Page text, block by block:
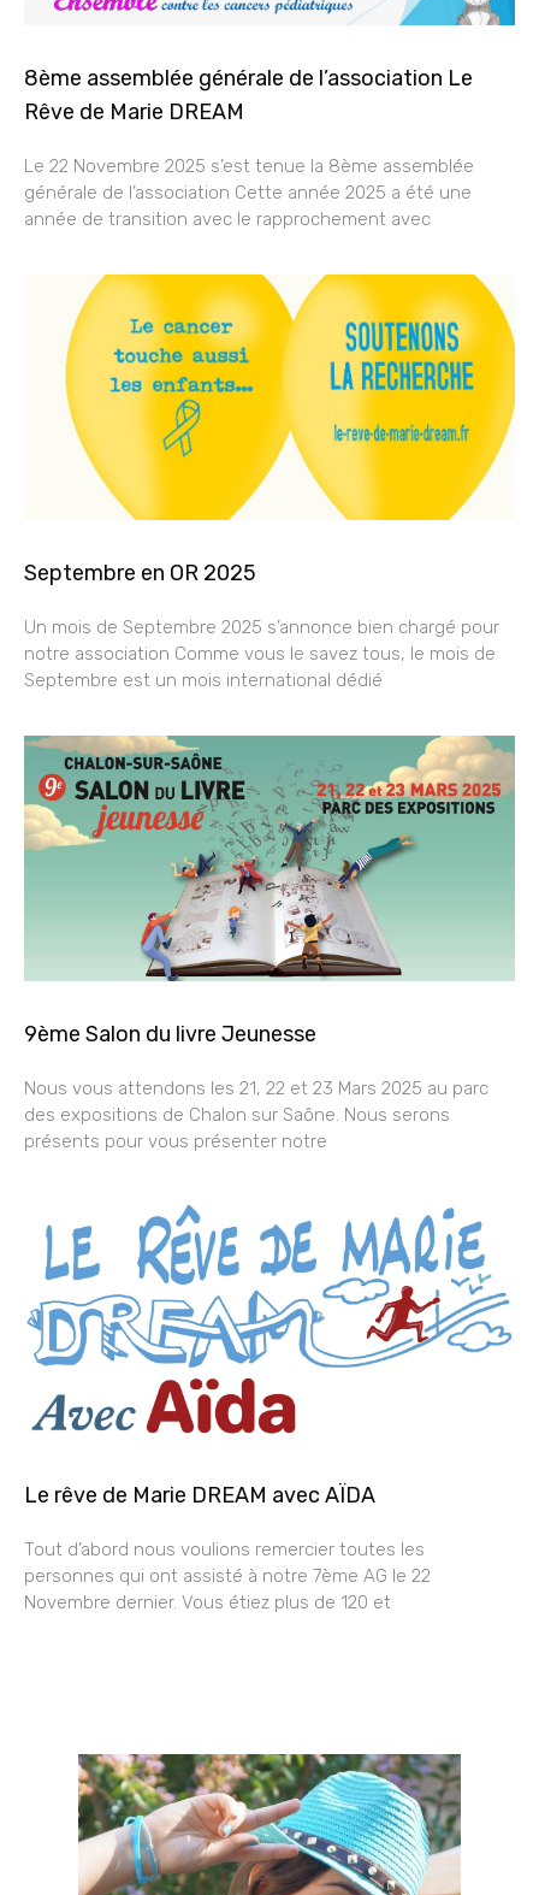
8ème assemblée générale de l’association Le
Rêve de Marie DREAM
Le 22 Novembre 2025 s’est tenue la 8ème assemblée
générale de l’association Cette année 2025 a été une
année de transition avec le rapprochement avec
Septembre en OR 2025
Un mois de Septembre 2025 s’annonce bien chargé pour
notre association Comme vous le savez tous, le mois de
Septembre est un mois international dédié
9ème Salon du livre Jeunesse
Nous vous attendons les 21, 22 et 23 Mars 2025 au parc
des expositions de Chalon sur Saône. Nous serons
présents pour vous présenter notre
Le rêve de Marie DREAM avec AÏDA
Tout d’abord nous voulions remercier toutes les
personnes qui ont assisté à notre 7ème AG le 22
Novembre dernier. Vous étiez plus de 120 et